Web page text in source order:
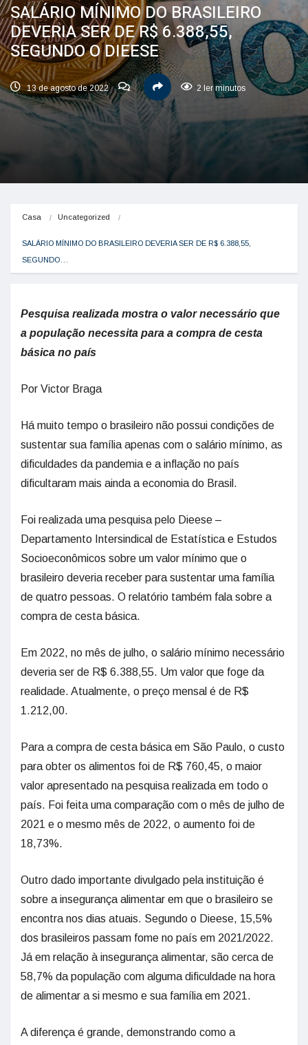
SALÁRIO MÍNIMO DO BRASILEIRO
DEVERIA SER DE R$ 6.388,55,
SEGUNDO O DIEESE
13 de agosto de 2022 2 ler minutos
Casa Uncategorized
SALÁRIO MÍNIMO DO BRASILEIRO DEVERIA SER DE R$ 6.388,55,
SEGUNDO…
Pesquisa realizada mostra o valor necessário que
a população necessita para a compra de cesta
básica no país
Por Victor Braga
Há muito tempo o brasileiro não possui condições de
sustentar sua família apenas com o salário mínimo, as
dificuldades da pandemia e a inflação no país
dificultaram mais ainda a economia do Brasil.
Foi realizada uma pesquisa pelo Dieese –
Departamento Intersindical de Estatística e Estudos
Socioeconômicos sobre um valor mínimo que o
brasileiro deveria receber para sustentar uma família
de quatro pessoas. O relatório também fala sobre a
compra de cesta básica.
Em 2022, no mês de julho, o salário mínimo necessário
deveria ser de R$ 6.388,55. Um valor que foge da
realidade. Atualmente, o preço mensal é de R$
1.212,00.
Para a compra de cesta básica em São Paulo, o custo
para obter os alimentos foi de R$ 760,45, o maior
valor apresentado na pesquisa realizada em todo o
país. Foi feita uma comparação com o mês de julho de
2021 e o mesmo mês de 2022, o aumento foi de
18,73%.
Outro dado importante divulgado pela instituição é
sobre a insegurança alimentar em que o brasileiro se
encontra nos dias atuais. Segundo o Dieese, 15,5%
dos brasileiros passam fome no país em 2021/2022.
Já em relação à insegurança alimentar, são cerca de
58,7% da população com alguma dificuldade na hora
de alimentar a si mesmo e sua família em 2021.
A diferença é grande, demonstrando como a